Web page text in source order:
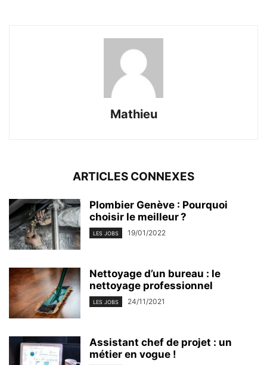
Mathieu
ARTICLES CONNEXES
Plombier Genève : Pourquoi
choisir le meilleur ?
LES JOBS 19/01/2022
Nettoyage d’un bureau : le
nettoyage professionnel
LES JOBS 24/11/2021
Assistant chef de projet : un
métier en vogue !